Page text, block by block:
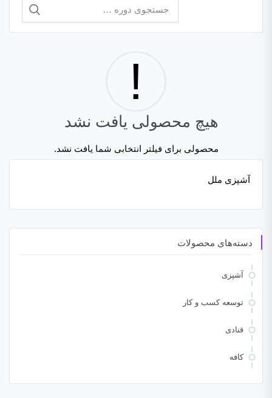
جستجو
!
هیچ محصولی یافت نشد
محصولی برای فیلتر انتخابی شما یافت نشد.
آشپزی ملل
دسته‌های محصولات
آشپزی
توسعه کسب و کار
قنادی
کافه